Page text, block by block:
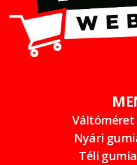
Nyári
Téli